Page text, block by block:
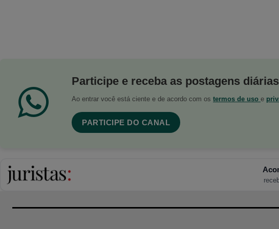
Participe e receba as postagens
Ao entrar você está ciente e de acordo com os termos de uso e
PARTICIPE DO CANAL